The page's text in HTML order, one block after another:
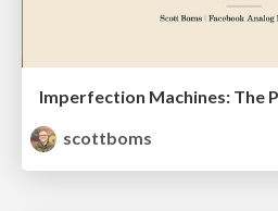
scottboms